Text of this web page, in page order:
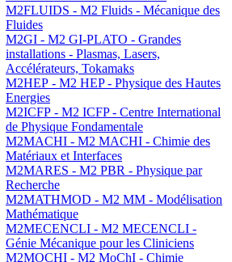
M2FLUIDS - M2 Fluids - Mécanique des
Fluides
M2GI - M2 GI-PLATO - Grandes
installations - Plasmas, Lasers,
Accélérateurs, Tokamaks
M2HEP - M2 HEP - Physique des Hautes
Energies
M2ICFP - M2 ICFP - Centre International
de Physique Fondamentale
M2MACHI - M2 MACHI - Chimie des
Matériaux et Interfaces
M2MARES - M2 PBR - Physique par
Recherche
M2MATHMOD - M2 MM - Modélisation
Mathématique
M2MECENCLI - M2 MECENCLI -
Génie Mécanique pour les Cliniciens
M2MOCHI - M2 MoChI - Chimie